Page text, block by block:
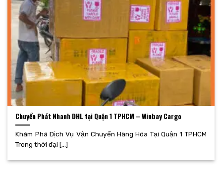
Chuyển Phát Nhanh DHL tại Quận 1 TPHCM – Winbay Cargo
Khám Phá Dịch Vụ Vận Chuyển Hàng Hóa Tại Quận 1 TPHCM
Trong thời đại [...]